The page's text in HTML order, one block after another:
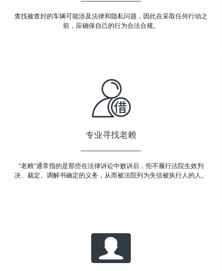
查找被查封的车辆可能涉及法律和隐私问题，因此在采取任何行动之
前，应确保自己的行为合法合规。
专业寻找老赖
"老赖"通常指的是那些在法律诉讼中败诉后，拒不履行法院生效判
决、裁定、调解书确定的义务，从而被法院列为失信被执行人的人。